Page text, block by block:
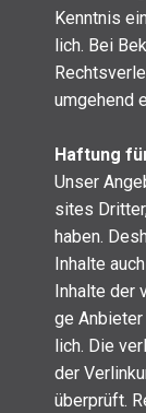
Kennt­nis
lich. Bei
umge­hend
Haf­tung
Unser
sites
haben.
Inhal­te
Inhal­te der
ge
lich. Die
der
über­prüft.